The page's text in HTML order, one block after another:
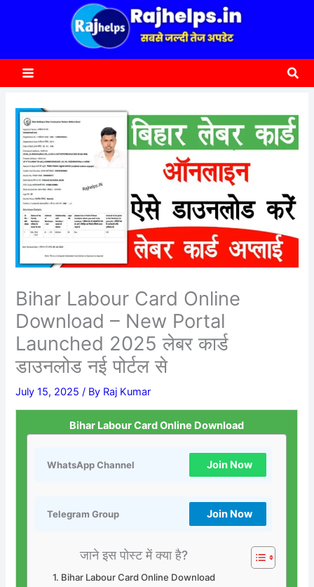
Bihar Labour Card Online
Download – New Portal
Launched 2025 लेबर कार्ड
डाउनलोड नई पोर्टल से
July 15, 2025/ By Raj Kumar
Bihar Labour Card Online Download
WhatsApp Channel Join Now
Telegram Group Join Now
जाने इस पोस्ट में क्या है?
Bihar Labour Card Online Download
c